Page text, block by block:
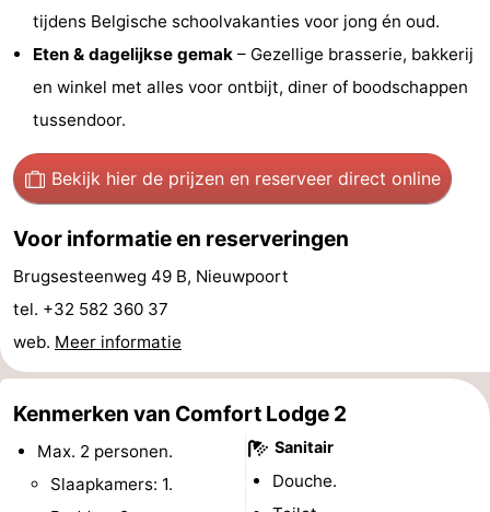
Vlaanderen
-
Gent
-
Ieper
De
Kust
Natuur
Het
Zwin
-
Knokke-
Heist
-
Zeebrugge
-
Blankenberge
-
Wenduine
tijdens Belgische schoolvakanties voor jong én oud.
Eten & dagelijkse gemak – Gezellige brasserie, bakkerij
en winkel met alles voor ontbijt, diner of boodschappen
tussendoor.
Bekijk hier de prijzen en reserveer direct online
Voor informatie en reserveringen
Brugsesteenweg 49 B, Nieuwpoort
tel. +32 582 360 37
web. Meer informatie
Kenmerken van Comfort Lodge 2
Max. 2 personen.
Slaapkamers: 1.
Sanitair
Douche.